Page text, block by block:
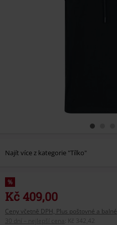
Najít více z kategorie "Tílko"
%
Kč 409,00
Ceny včetně DPH, Plus poštovné a balné
30 dní – nejlepší cena
Kč 342,42